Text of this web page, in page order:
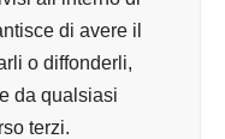
di avere il
o diffonderli,
da qualsiasi
terzi.